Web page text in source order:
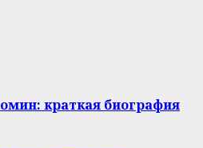
краткая биография